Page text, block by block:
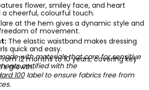
flower, smiley face, and heart
cheerful, colourful touch.
at the hem gives a dynamic style and
of movement.
The elastic waistband makes dressing
quick and easy.
12 months to 10 years, covering key
growth.
with materials that care for sensitive
certified with the
100label to ensure fabrics free from